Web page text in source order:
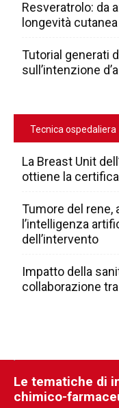
Resveratrolo: da
longevità cutanea
Tutorial generati
sull’intenzione
Tecnica ospedaliera
La Breast Unit
ottiene la
Tumore del rene,
l’intelligenza
dell’intervento
Impatto della
collaborazione
Le tematiche di
chimico-